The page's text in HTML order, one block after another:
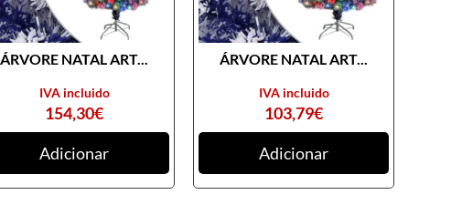
ÁRVORE NATAL ART...
154,30€
IVA incluido
Adicionar
ÁRVORE NATAL ART...
103,79€
IVA incluido
Adicionar